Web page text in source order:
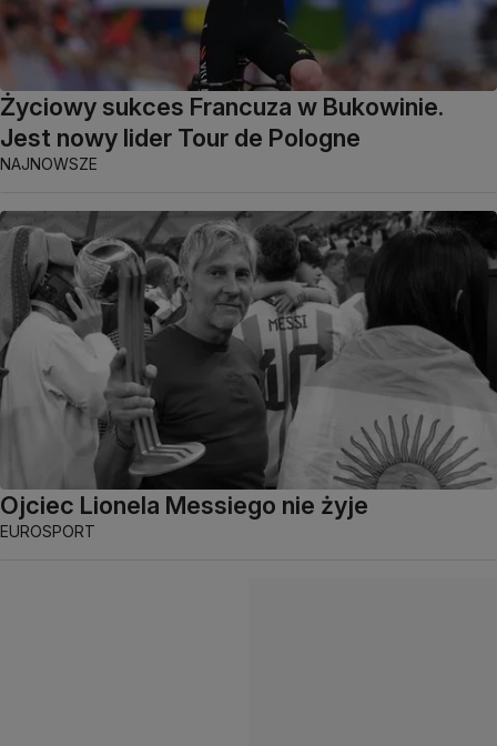
Życiowy sukces Francuza w Bukowinie.
Jest nowy lider Tour de Pologne
NAJNOWSZE
Ojciec Lionela Messiego nie żyje
EUROSPORT